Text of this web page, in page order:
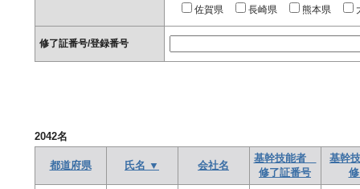
佐賀県
長崎県 熊本県
修了証番号/登録番号
2042名
都道府県 氏名 ▼ 会社名
基幹技能者
修了証番号
基幹